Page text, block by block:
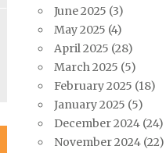
June 2025 (3)
May 2025 (4)
April 2025 (28)
March 2025 (5)
February 2025 (18)
January 2025 (5)
December 2024(24)
November 2024(22)